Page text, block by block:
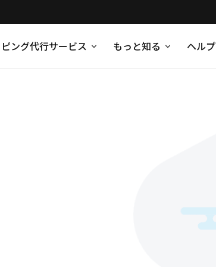
ング代行サービス もっと知る ヘルプ